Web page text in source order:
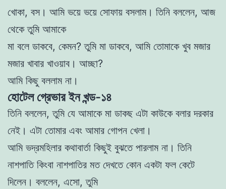
খােকা, বস। আমি ভয়ে ভয়ে সােফায় বসলাম। তিনি বললেন, আজ
থেকে তুমি আমাকে
মা বলে ডাকবে, কেমন? তুমি মা ডাকবে, আমি তােমাকে খুব মজার
মজার খাবার খাওয়াব। আচ্ছা?
আমি কিছু বললাম না।
হোটেল গ্রেভার ইন খন্ড-১৪
তিনি বললেন, তুমি যে আমাকে মা ডাকছ এটা কাউকে বলার দরকার
নেই। এটা তােমার এবং আমার গােপন খেলা।
আমি ভদ্রমহিলার কথাবার্তা কিছুই বুঝতে পারলাম না। তিনি
নাশপাতি কিংবা নাশপাতির মত দেখতে কোন একটা ফল কেটে
দিলেন। বললেন, এসাে, তুমি